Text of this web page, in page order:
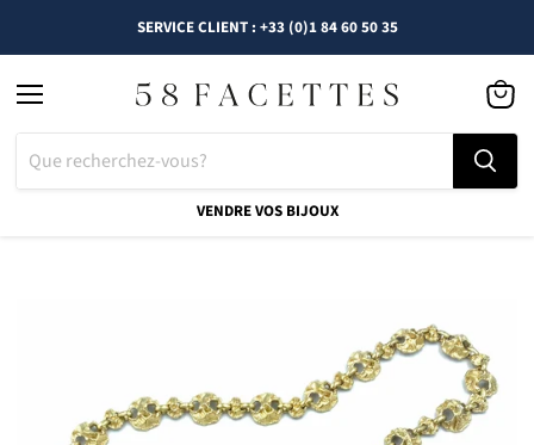
SERVICE CLIENT : +33 (0)1 84 60 50 35
VENDRE VOS BIJOUX
le
panier